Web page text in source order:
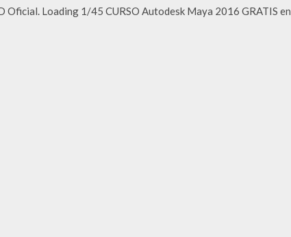
Loading 1/45 CURSO Autodesk Maya 2016 GRATIS en